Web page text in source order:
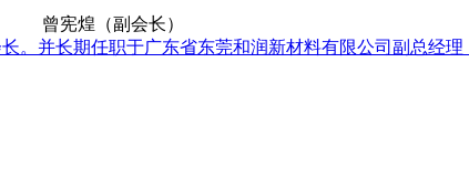
曾宪煌（副会长）
并长期任职于广东省东莞和润新材料有限公司副总经理